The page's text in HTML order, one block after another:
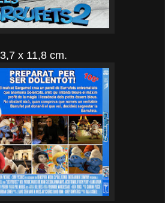
x 11,8 cm.